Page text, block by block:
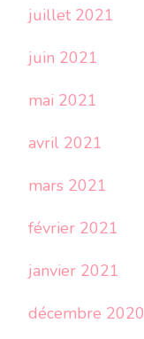
juillet 2021
juin 2021
mai 2021
avril 2021
mars 2021
février 2021
janvier 2021
décembre 2020